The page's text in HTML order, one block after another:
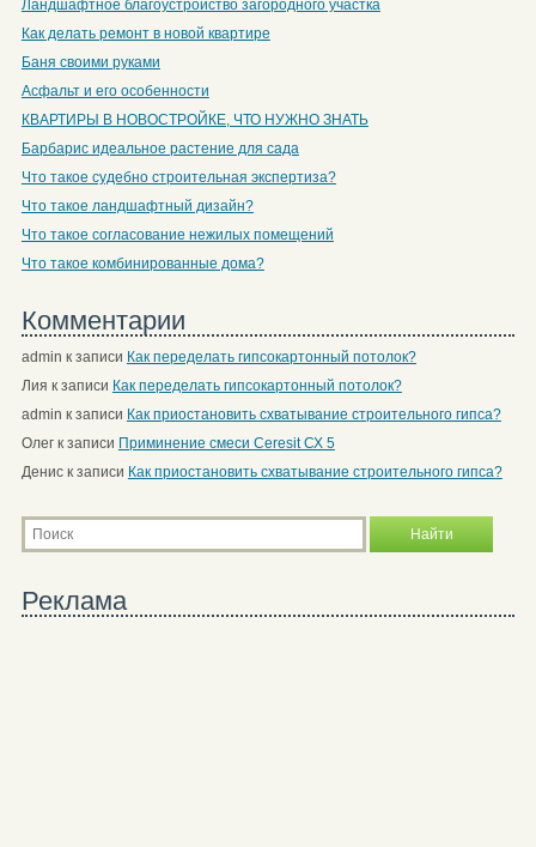
Ландшафтное благоустройство загородного участка
Как делать ремонт в новой квартире
Баня своими руками
Асфальт и его особенности
КВАРТИРЫ В НОВОСТРОЙКЕ, ЧТО НУЖНО ЗНАТЬ
Барбарис идеальное растение для сада
Что такое судебно строительная экспертиза?
Что такое ландшафтный дизайн?
Что такое согласование нежилых помещений
Что такое комбинированные дома?
Комментарии
admin к записи Как переделать гипсокартонный потолок?
Лия к записи Как переделать гипсокартонный потолок?
admin к записи Как приостановить схватывание строительного гипса?
Олегк записи Приминение смеси Ceresit СХ 5
Дениск записи Как приостановить схватывание строительного гипса?
Реклама